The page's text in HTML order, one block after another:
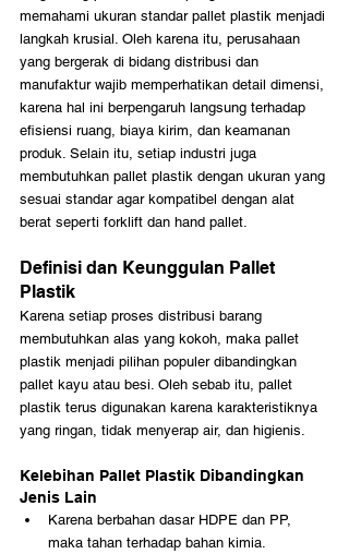
memahami ukuran standar pallet plastik menjadi
langkah krusial. Oleh karena itu, perusahaan
yang bergerak di bidang distribusi dan
manufaktur wajib memperhatikan detail dimensi,
karena hal ini berpengaruh langsung terhadap
efisiensi ruang, biaya kirim, dan keamanan
produk. Selain itu, setiap industri juga
membutuhkan pallet plastik dengan ukuran yang
sesuai standar agar kompatibel dengan alat
berat seperti forklift dan hand pallet.
Definisi dan Keunggulan Pallet
Plastik
Karena setiap proses distribusi barang
membutuhkan alas yang kokoh, maka pallet
plastik menjadi pilihan populer dibandingkan
pallet kayu atau besi. Oleh sebab itu, pallet
plastik terus digunakan karena karakteristiknya
yang ringan, tidak menyerap air, dan higienis.
Kelebihan Pallet Plastik Dibandingkan
Jenis Lain
Karena berbahan dasar HDPE dan PP,
maka tahan terhadap bahan kimia.